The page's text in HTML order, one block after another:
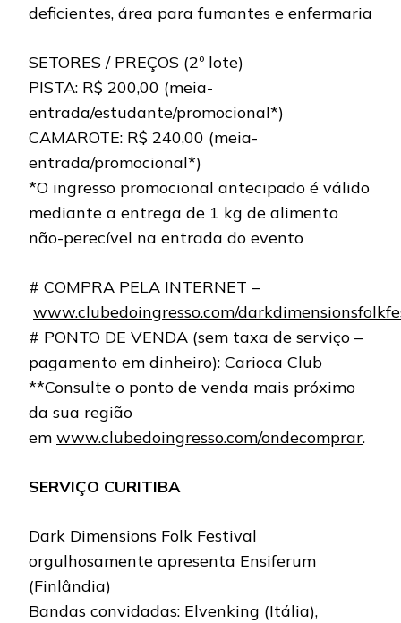
deficientes, área para fumantes e enfermaria
SETORES / PREÇOS (2º lote)
PISTA: R$ 200,00 (meia-
entrada/estudante/promocional*)
CAMAROTE: R$ 240,00 (meia-
entrada/promocional*)
*O ingresso promocional antecipado é válido
mediante a entrega de 1 kg de alimento
não-perecível na entrada do evento
# COMPRA PELA INTERNET –
www.clubedoingresso.com/
# PONTO DE VENDA (sem taxa de serviço –
pagamento em dinheiro): Carioca Club
**Consulte o ponto de venda mais próximo
da sua região
em www.clubedoingresso.com/ondecomprar.
SERVIÇO CURITIBA
Dark Dimensions Folk Festival
orgulhosamente apresenta Ensiferum
(Finlândia)
Bandas convidadas: Elvenking (Itália),